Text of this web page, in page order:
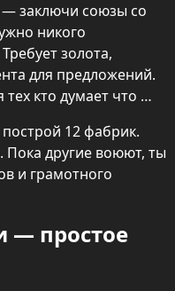
— заключи союзы со
никого
золота,
для предложений.
кто думает что
12 фабрик.
другие воюют, ты
и грамотного
— простое